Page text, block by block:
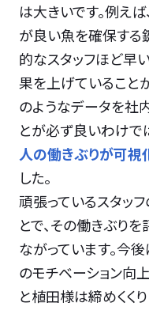
は大きいです。例え
が良い魚を確保する
的なスタッフほど早
果を上げていること
のようなデータを社
とが必ず良いわけで
人の働きぶりが可視
した。
頑張っているスタッ
とで、その働きぶり
ながっています。今
のモチベーション向
と植田様は締めくくり